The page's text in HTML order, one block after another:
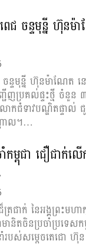
ចន្ទមុន្នី ហ៊ុនម៉
ទមុន្នី ហ៊ុនម៉ាណែត ន
ញប្រគល់ផ្ទះថ្មី ចំនួន
កជំទាវបណ្ឌិតផ្ទា
តាល។…
កម្ពុជា ជឿជាក់ល
ត្រជាក់ នៃអង្គព្រះម
មានិតចិនប្រចាំប្រទេ
របស់សម្ដេចតេជោ ហ៊ុ